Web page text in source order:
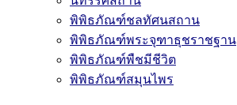
พิพิธภัณฑ์ชลทัศนสถาน
พิพิธภัณฑ์พระจุฑาธุชราชฐาน
พิพิธภัณฑ์พืชมีชีวิต
พิพิธภัณฑ์สมุนไพร